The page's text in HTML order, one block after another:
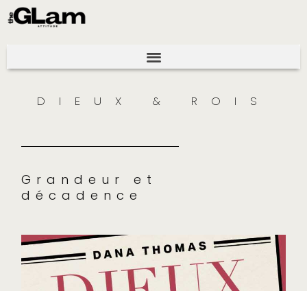
DIEUX & ROIS
Grandeur et
décadence